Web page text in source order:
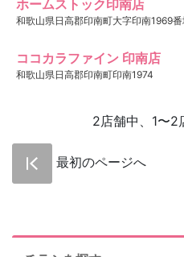
ホームストック印南店
和歌山県日高郡印南町大字印南1969
ココカラファイン 印南店
和歌山県日高郡印南町印南1974
2店舗中、1〜2
最初のページへ